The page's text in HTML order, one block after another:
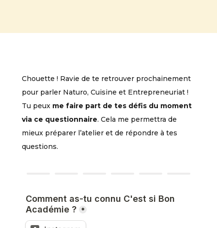
Chouette ! Ravie de te retrouver prochainement
pour parler Naturo, Cuisine et Entrepreneuriat !
Tu peux me faire part de tes défis du moment
via ce questionnaire. Cela me permettra de
mieux préparer l’atelier et de répondre à tes
questions.